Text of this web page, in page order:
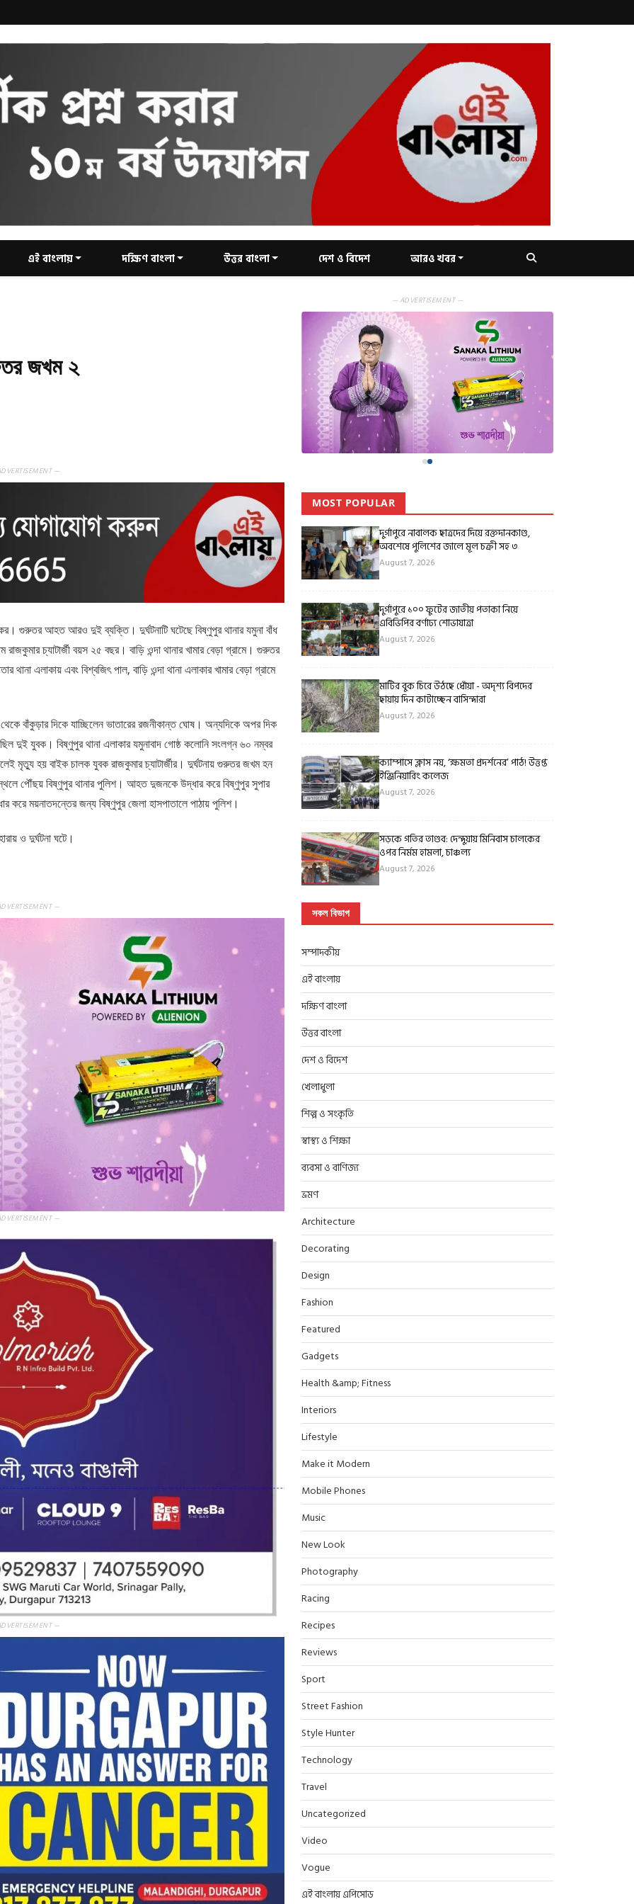
এই বাংলায় দক্ষিণ বাংলা উত্তর বাংলা দেশ ও বিদেশ আরও খবর
জখম ২
—
গুরুতর আহত আরও দুই ব্যক্তি। দুর্ঘটনাটি ঘটেছে বিষ্ণুপুর থানার যমুনা বাঁধ
চ্যাটার্জী বয়স ২৫ বছর। বাড়ি ওন্দা থানার খামার বেড়া গ্রামে। গুরুতর
এলাকায় এবং বিশ্বজিৎ পাল, বাড়ি ওন্দা থানা এলাকার খামার বেড়া গ্রামে
বাঁকুড়ার দিকে যাচ্ছিলেন ভাতারের রজনীকান্ত ঘোষ। অন্যদিকে অপর দিক
দুই যুবক। বিষ্ণুপুর থানা এলাকার যমুনাবাদ গোষ্ঠ কলোনি সংলগ্ন ৬০ নম্বর
মৃত্যু হয় বাইক চালক যুবক রাজকুমার চ্যাটার্জীর। দুর্ঘটনায় গুরুতর জখম হন
পৌঁছয় বিষ্ণুপুর থানার পুলিশ। আহত দুজনকে উদ্ধার করে বিষ্ণুপুর সুপার
করে ময়নাতদন্তের জন্য বিষ্ণুপুর জেলা হাসপাতালে পাঠায় পুলিশ।
ও দুর্ঘটনা ঘটে।
—
—
—
— ADVERTISEMENT —
MOST POPULAR
দুর্গাপুরে নাবালক ছাত্রদের দিয়ে রক্তদানকাণ্ড,
অবশেষে পুলিশের জালে মূল চক্রী সহ ৩
August 7, 2026
দুর্গাপুরে ১০০ ফুটের জাতীয় পতাকা নিয়ে
এবিভিপির বর্ণাঢ্য শোভাযাত্রা
August 7, 2026
মাটির বুক চিরে উঠছে ধোঁয়া - অদৃশ্য বিপদের
ছায়ায় দিন কাটাচ্ছেন বাসিন্দারা
August 7, 2026
ক্যাম্পাসে ক্লাস নয়, ‘ক্ষমতা প্রদর্শনের’ পাঠ! উত্তপ্ত
ইঞ্জিনিয়ারিং কলেজ
August 7, 2026
সড়কে গতির তাণ্ডব: দেন্দুয়ায় মিনিবাস চালকের
ওপর নির্মম হামলা, চাঞ্চল্য
August 7, 2026
সকল বিভাগ
সম্পাদকীয়
এই বাংলায়
দক্ষিণ বাংলা
উত্তর বাংলা
দেশ ও বিদেশ
খেলাধুলা
শিল্প ও সংকৃতি
স্বাস্থ্য ও শিক্ষা
ব্যবসা ও বাণিজ্য
ভ্রমণ
Architecture
Decorating
Design
Fashion
Featured
Gadgets
Health &amp; Fitness
Interiors
Lifestyle
Make it Modern
Mobile Phones
Music
New Look
Photography
Racing
Recipes
Reviews
Sport
Street Fashion
Style Hunter
Technology
Travel
Uncategorized
Video
Vogue
এই বাংলায় এপিসোড